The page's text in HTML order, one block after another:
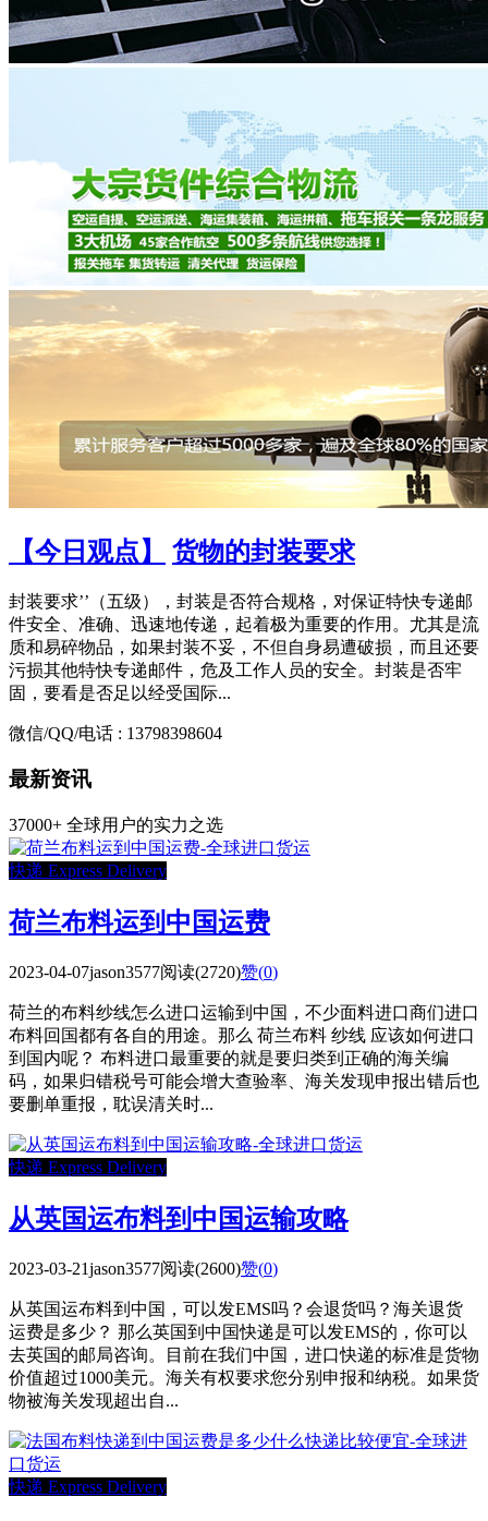
【今日观点】 货物的封装要求
封装要求’’（五级），封装是否符合规格，对保证特快专递邮
件安全、准确、迅速地传递，起着极为重要的作用。尤其是流
质和易碎物品，如果封装不妥，不但自身易遭破损，而且还要
污损其他特快专递邮件，危及工作人员的安全。封装是否牢
固，要看是否足以经受国际...
微信/QQ/电话 : 13798398604
最新资讯
37000+ 全球用户的实力之选
快递 Express Delivery
荷兰布料运到中国运费
2023-04-07jason3577阅读(2720)赞(0)
荷兰的布料纱线怎么进口运输到中国，不少面料进口商们进口
布料回国都有各自的用途。那么 荷兰布料 纱线 应该如何进口
到国内呢？ 布料进口最重要的就是要归类到正确的海关编
码，如果归错税号可能会增大查验率、海关发现申报出错后也
要删单重报，耽误清关时...
快递 Express Delivery
从英国运布料到中国运输攻略
2023-03-21jason3577阅读(2600)赞(0)
从英国运布料到中国，可以发EMS吗？会退货吗？海关退货
运费是多少？ 那么英国到中国快递是可以发EMS的，你可以
去英国的邮局咨询。目前在我们中国，进口快递的标准是货物
价值超过1000美元。海关有权要求您分别申报和纳税。如果货
物被海关发现超出自...
快递 Express Delivery